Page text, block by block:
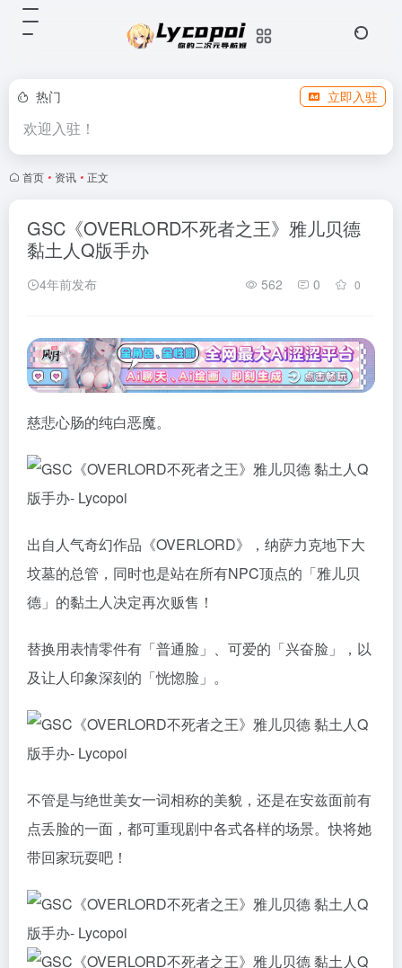
热门 立即入驻
欢迎入驻！
首页 • 资讯 • 正文
GSC《OVERLORD不死者之王》雅儿贝德
黏土人Q版手办
4年前发布 562 0 0
慈悲心肠的纯白恶魔。
出自人气奇幻作品《OVERLORD》，纳萨力克地下大
坟墓的总管，同时也是站在所有NPC顶点的「雅儿贝
德」的黏土人决定再次贩售！
替换用表情零件有「普通脸」、可爱的「兴奋脸」，以
及让人印象深刻的「恍惚脸」。
不管是与绝世美女一词相称的美貌，还是在安兹面前有
点丢脸的一面，都可重现剧中各式各样的场景。快将她
带回家玩耍吧！